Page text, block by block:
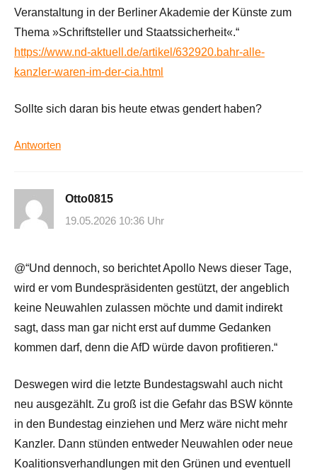
Veranstaltung in der Berliner Akademie der Künste zum
Thema »Schriftsteller und Staatssicherheit«.“
https://www.nd-aktuell.de/artikel/632920.bahr-alle-
kanzler-waren-im-der-cia.html
Sollte sich daran bis heute etwas gendert haben?
Antworten
Otto0815
19.05.2026 10:36 Uhr
@“Und dennoch, so berichtet Apollo News dieser Tage,
wird er vom Bundespräsidenten gestützt, der angeblich
keine Neuwahlen zulassen möchte und damit indirekt
sagt, dass man gar nicht erst auf dumme Gedanken
kommen darf, denn die AfD würde davon profitieren.“
Deswegen wird die letzte Bundestagswahl auch nicht
neu ausgezählt. Zu groß ist die Gefahr das BSW könnte
in den Bundestag einziehen und Merz wäre nicht mehr
Kanzler. Dann stünden entweder Neuwahlen oder neue
Koalitionsverhandlungen mit den Grünen und eventuell